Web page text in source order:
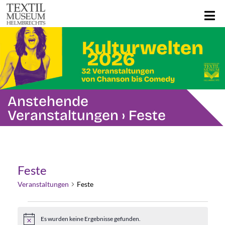
Anstehende
Veranstaltungen › Feste
Feste
Veranstaltungen Feste
Veranstaltungen
HinweisEs wurden keine Ergebnisse gefunden.